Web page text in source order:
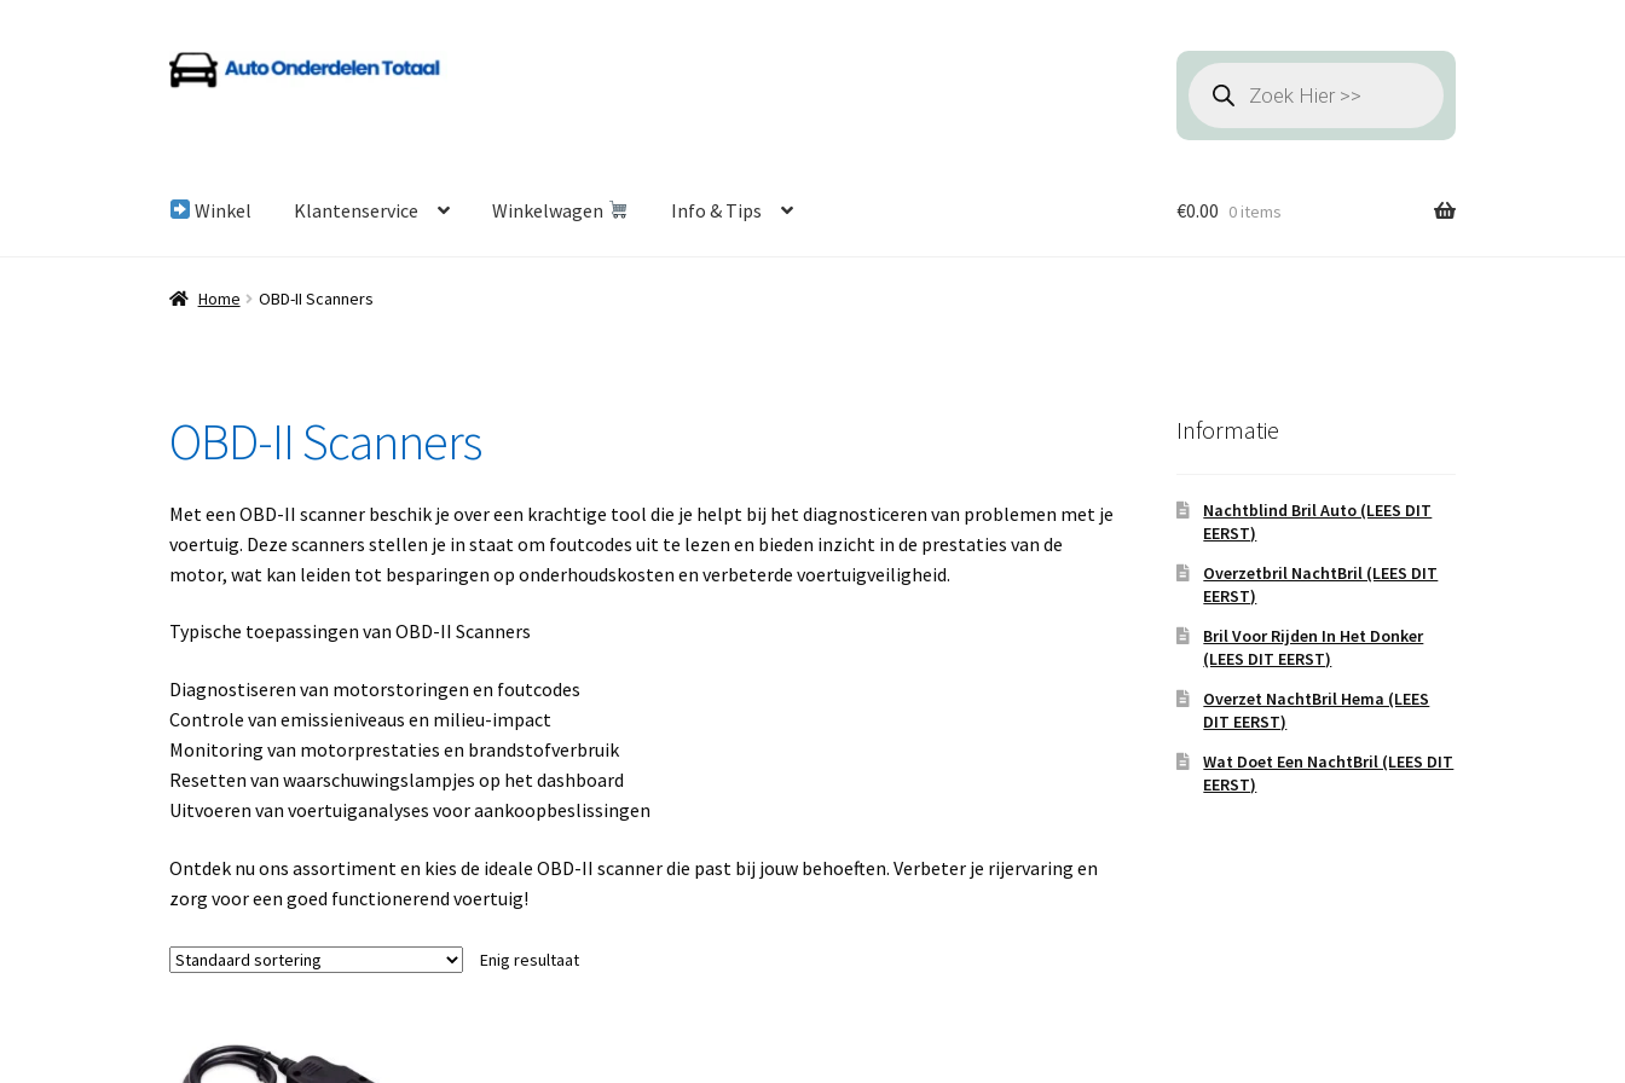
Ga
door
Ga
naar
Producten
zoeken
Winkel Klantenservice Winkelwagen Info & Tips
Home Algemene Voorwaarden
€0.00 0 items
Home OBD-II Scanners
OBD-II Scanners
Met een OBD-II scanner beschik je over een krachtige tool die je helpt bij het diagnosticeren van problemen met je
voertuig. Deze scanners stellen je in staat om foutcodes uit te lezen en bieden inzicht in de prestaties van de
motor, wat kan leiden tot besparingen op onderhoudskosten en verbeterde voertuigveiligheid.
Typische toepassingen van OBD-II Scanners
Diagnostiseren van motorstoringen en foutcodes
Controle van emissieniveaus en milieu-impact
Monitoring van motorprestaties en brandstofverbruik
Resetten van waarschuwingslampjes op het dashboard
Uitvoeren van voertuiganalyses voor aankoopbeslissingen
Ontdek nu ons assortiment en kies de ideale OBD-II scanner die past bij jouw behoeften. Verbeter je rijervaring en
zorg voor een goed functionerend voertuig!
Enig resultaat
Informatie
Nachtblind Bril Auto (LEES DIT
EERST)
Overzetbril NachtBril (LEES DIT
EERST)
Bril Voor Rijden In Het Donker
(LEES DIT EERST)
Overzet NachtBril Hema (LEES
DIT EERST)
Wat Doet Een NachtBril (LEES DIT
EERST)